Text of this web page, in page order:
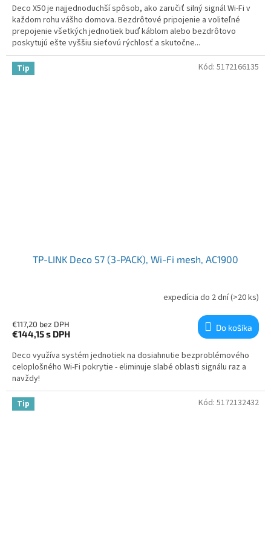
Deco X50 je najjednoduchší spôsob, ako zaručiť silný signál Wi-Fi v
každom rohu vášho domova. Bezdrôtové pripojenie a voliteľné
prepojenie všetkých jednotiek buď káblom alebo bezdrôtovo
poskytujú ešte vyššiu sieťovú rýchlosť a skutočne...
Tip
TP-LINK Deco S7 (3-PACK), Wi-Fi mesh, AC1900
expedícia do 2 dní(>20 ks)
€117,20 bez DPH
€144,15s DPH
Do košíka
Deco využíva systém jednotiek na dosiahnutie bezproblémového
celoplošného Wi-Fi pokrytie - eliminuje slabé oblasti signálu raz a
navždy!
Kód: 5172166135
Tip Kód: 5172132432